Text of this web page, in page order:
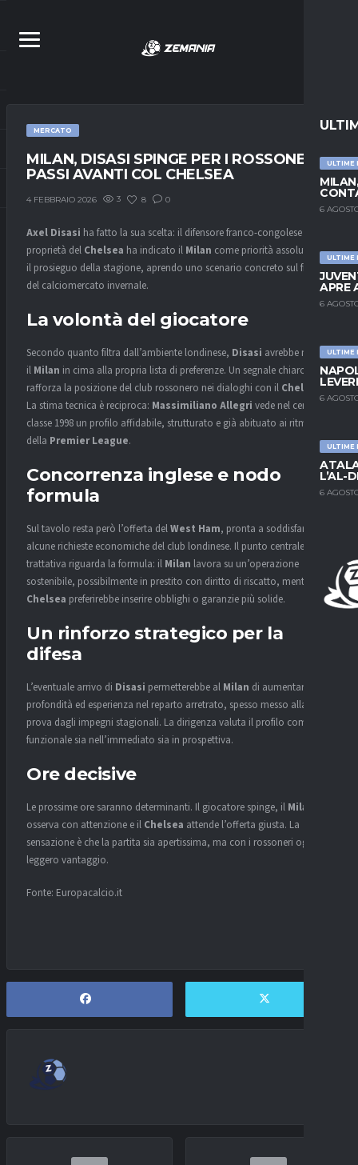
ULTIME
6
ULTIME
APRE
6
ULTIME
6
ULTIME
L’AL-
6
MERCATO
MILAN, DISASI SPINGE PER I ROSSONERI:
PASSI AVANTI COL CHELSEA
4 FEBBRAIO 2026 3 8 0
Axel Disasi ha fatto la sua scelta: il difensore franco-congolese di
proprietà del Chelsea ha indicato il Milan come priorità assoluta per
il prosieguo della stagione, aprendo uno scenario concreto sul fronte
del calciomercato invernale.
La volontà del giocatore
Secondo quanto filtra dall’ambiente londinese, Disasi avrebbe messo
il Milan in cima alla propria lista di preferenze. Un segnale chiaro, che
rafforza la posizione del club rossonero nei dialoghi con il Chelsea.
La stima tecnica è reciproca: Massimiliano Allegri vede nel centrale
classe 1998 un profilo affidabile, strutturato e già abituato ai ritmi
della Premier League.
Concorrenza inglese e nodo
formula
Sul tavolo resta però l’offerta delWest Ham, pronta a soddisfare
alcune richieste economiche del club londinese. Il punto centrale della
trattativa riguarda la formula: il Milan lavora su un’operazione
sostenibile, possibilmente in prestito con diritto di riscatto, mentre il
Chelsea preferirebbe inserire obblighi o garanzie più solide.
Un rinforzo strategico per la
difesa
L’eventuale arrivo di Disasi permetterebbe al Milan di aumentare
profondità ed esperienza nel reparto arretrato, spesso messo alla
prova dagli impegni stagionali. La dirigenza valuta il profilo come
funzionale sia nell’immediato sia in prospettiva.
Ore decisive
Le prossime ore saranno determinanti. Il giocatore spinge, il Milan
osserva con attenzione e il Chelsea attende l’offerta giusta. La
sensazione è che la partita sia apertissima, ma con i rossoneri oggi in
leggero vantaggio.
Fonte: Europacalcio.it